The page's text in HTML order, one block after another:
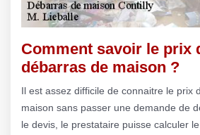
Comment savoir le prix
débarras de maison ?
Il est assez difficile de connaitre le prix
maison sans passer une demande de
le devis, le prestataire puisse calculer